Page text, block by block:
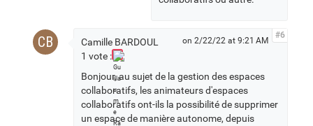
CB
Camille BARDOUL
1 vote :
on 2/22/22 at 9:21 AM
#6
Bonjour, au sujet de la gestion des espaces
collaboratifs, les animateurs d'espaces
collaboratifs ont-ils la possibilité de supprimer
un espace de manière autonome, depuis